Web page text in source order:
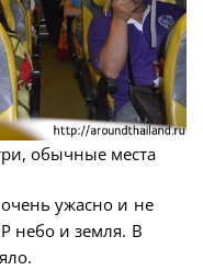
обычные места
ужасно и не
небо и земля. В